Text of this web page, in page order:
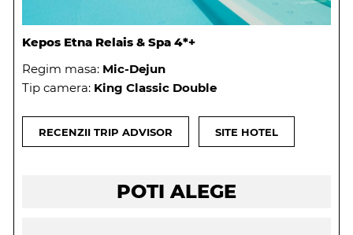
Kepos Etna Relais & Spa 4*+
Regim masa: Mic-Dejun
Tip camera: King Classic Double
RECENZII TRIP ADVISOR SITE HOTEL
POTI ALEGE